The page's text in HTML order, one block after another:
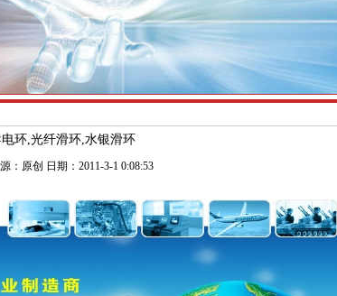
环,光纤滑环,水银滑环
：原创 日期：2011-3-1 0:08:53